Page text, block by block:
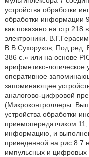
устройства обработки
обработки информации
как показано на
электроники.
В.В.Сухоруков; Под
386 с.» или на основе
арифметико-логическое
оперативное
запоминающее
аналогово-цифровой
(Микроконтроллеры.
устройства обработки
приемопередатчиком
информацию, и
приведенной на рис.8.7
импульсных и цифровых